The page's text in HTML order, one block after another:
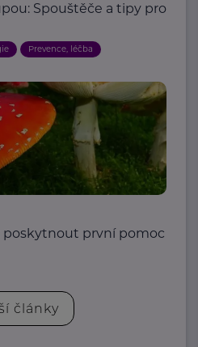
Spouštěče a tipy pro
Prevence, léčba
poskytnout první pomoc
články